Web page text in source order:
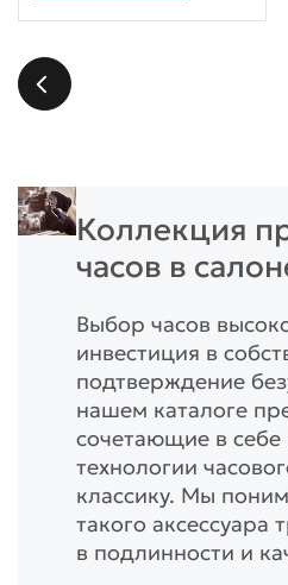
Коллекция
часов в
Выбор часов
инвестиция в
подтверждение
нашем каталоге
сочетающие в
технологии
классику. Мы
такого аксессуара
в подлинности и